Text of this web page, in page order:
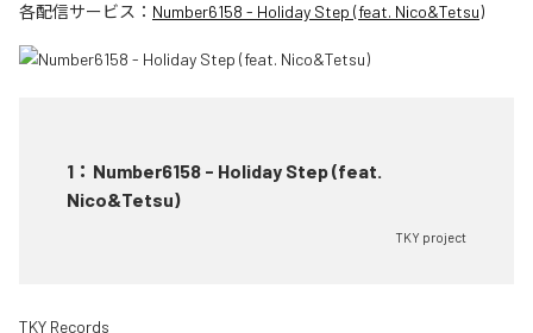
各配信サービス： Number6158 - Holiday Step (feat. Nico&Tetsu)
1 ： Number6158 - Holiday Step (feat.
Nico&Tetsu)
TKY project
TKY Records